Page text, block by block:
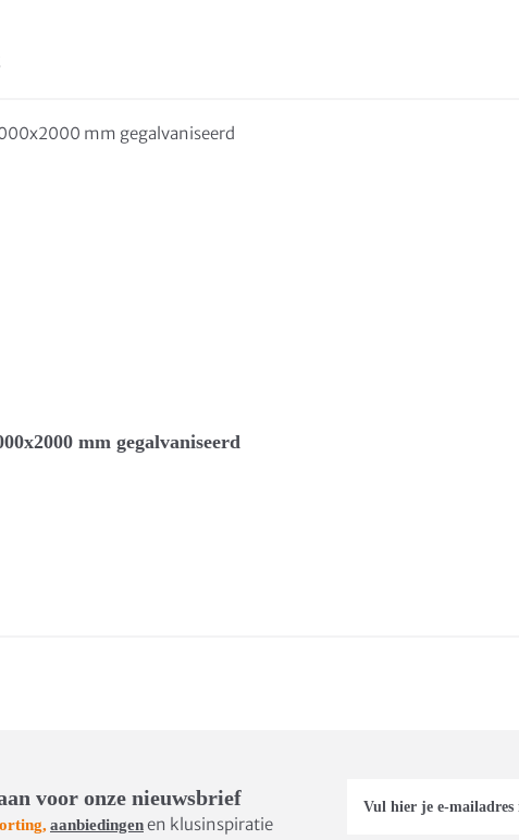
mm gegalvaniseerd
voor onze nieuwsbrief
aanbiedingenen klusinspiratie